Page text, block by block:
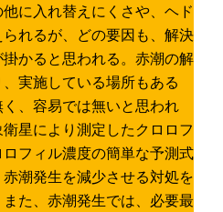
に入れ替えにくさや、ヘド
れるが、どの要因も、解決
かると思われる。赤潮の解
実施している場所もある
、容易では無いと思われ
星により測定したクロロフ
フィル濃度の簡単な予測式
潮発生を減少させる対処を
た、赤潮発生では、必要最